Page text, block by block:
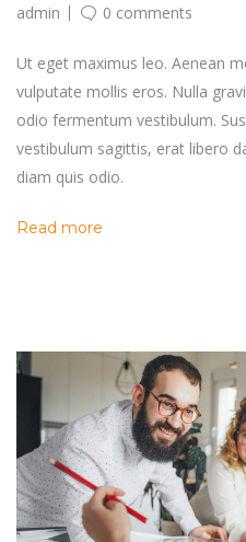
admin 0 comments
Ut eget maximus leo. Aenean
vulputate mollis eros. Nulla
odio fermentum vestibulum.
vestibulum sagittis, erat libero
diam quis odio.
Read more